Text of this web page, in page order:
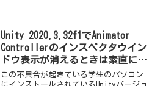
Unity 2020.3.32f1でAnimator
Controllerのインスペクタウイン
ドウ表示が消えるときは素直にバ
ージョンアップしよう
この不具合が起きている学生のパソコン
にインストールされているUnityバージョ